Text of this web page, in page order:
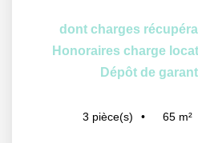
dont charges
Honoraires charge
Dépôt de
3 pièce(s) 65 m²